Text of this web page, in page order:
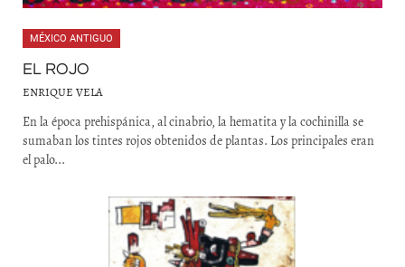
MÉXICO ANTIGUO
EL ROJO
ENRIQUE VELA
En la época prehispánica, al cinabrio, la hematita y la cochinilla se
sumaban los tintes rojos obtenidos de plantas. Los principales eran
el palo...